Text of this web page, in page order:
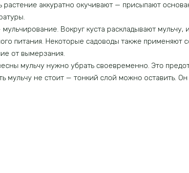
аккуратно окучивают — присыпают
Вокруг куста раскладывают
питания. Некоторые садоводы также
от вымерзания.
мульчу нужно убрать своевременно. Это
мульчу не стоит — тонкий слой можно оставить.